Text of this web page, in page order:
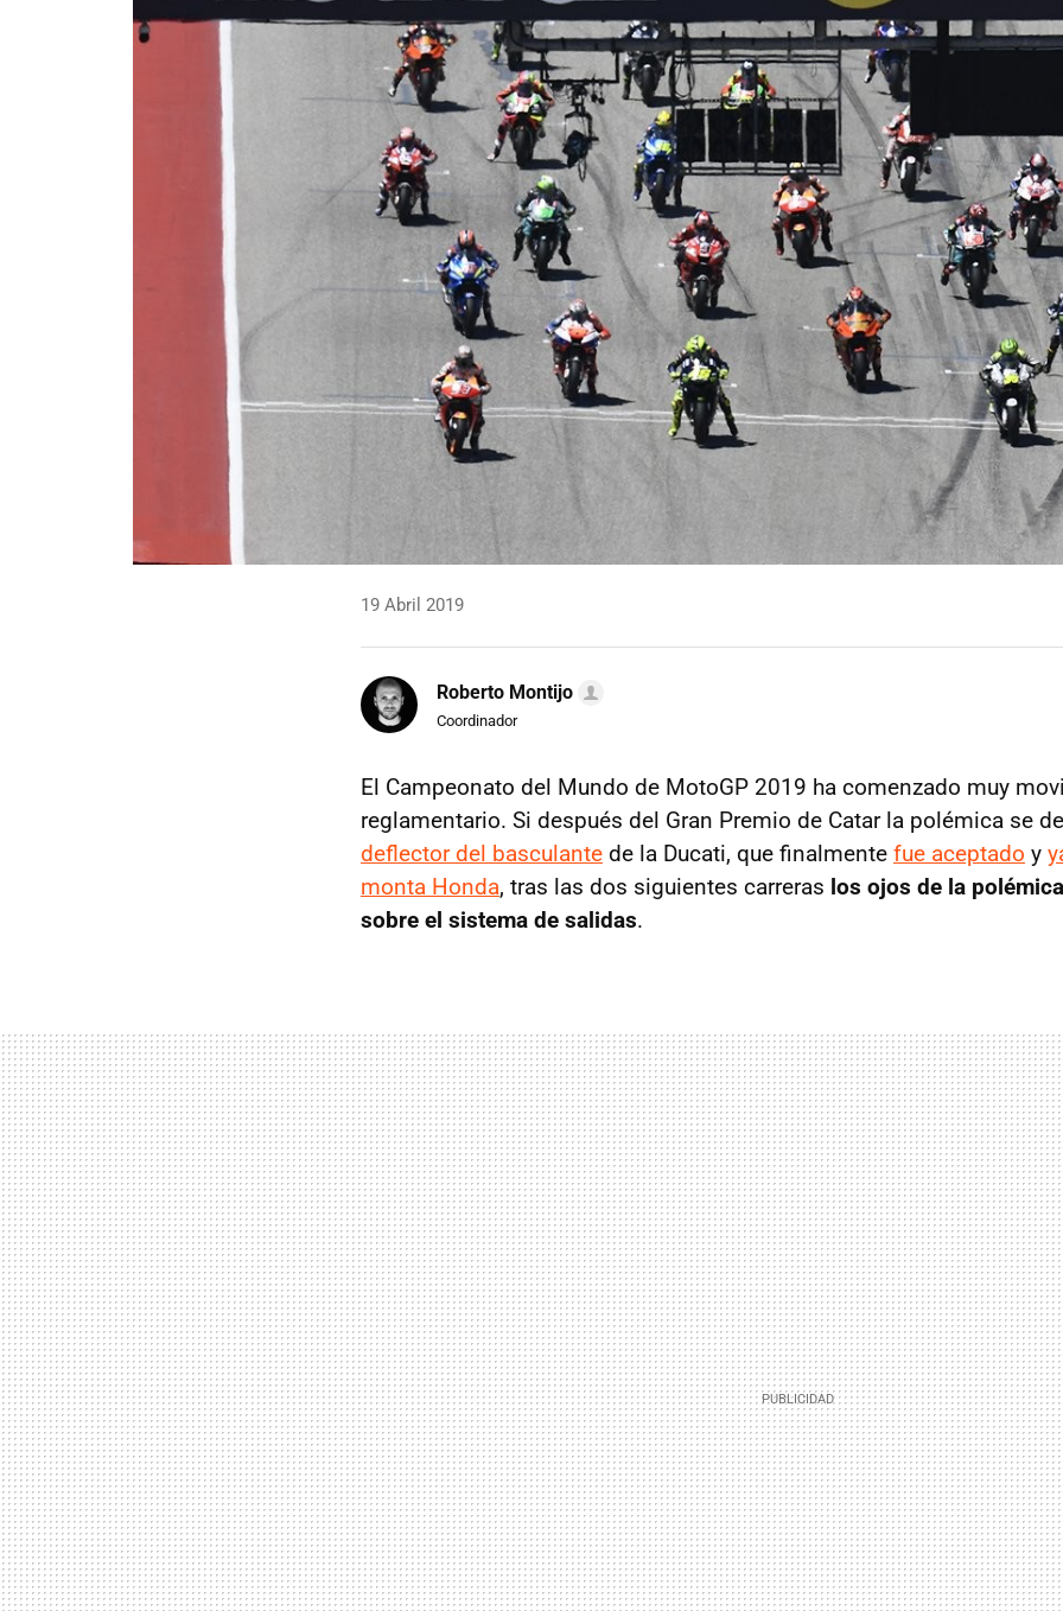
19 Abril 2019
Roberto Montijo
Coordinador
El Campeonato del Mundo de MotoGP 2019 ha comenzado muy
reglamentario. Si después del Gran Premio de Catar la polémica se
deflector del basculante de la Ducati, que finalmente fue aceptado y
monta Honda, tras las dos siguientes carreras los ojos de la
sobre el sistema de salidas.